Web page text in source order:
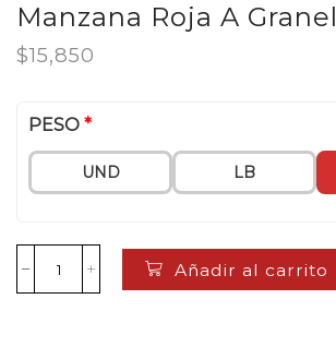
Manzana Roja A Granel
$15,850
PESO *
UND LB
Manzana
Roja
Añadir al carrito